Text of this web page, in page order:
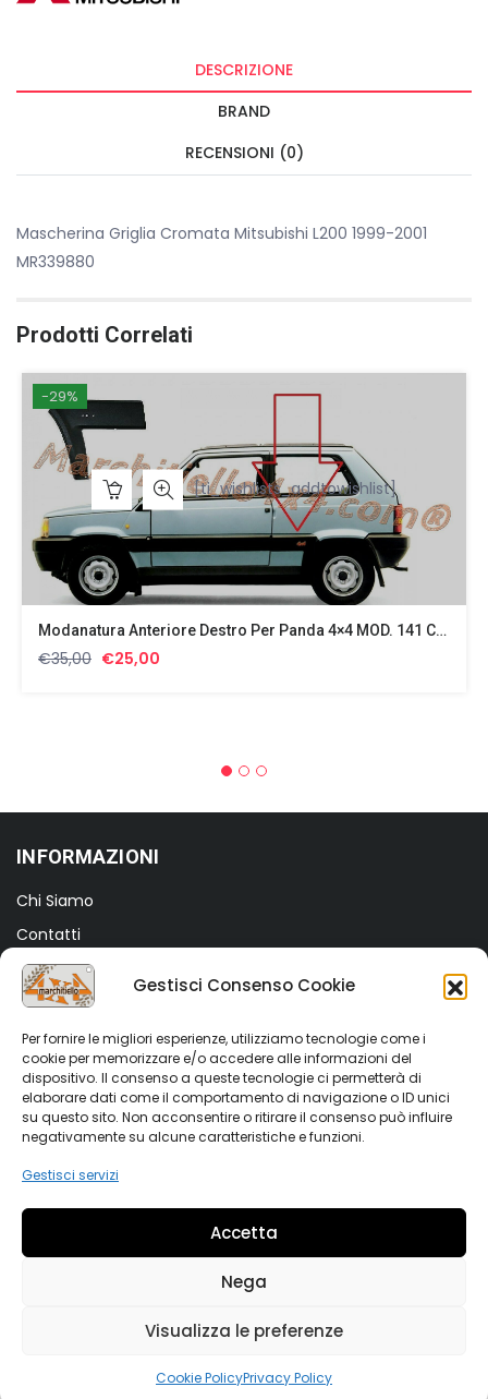
Gestisci Consenso Cookie
Per fornire le migliori esperienze, utilizziamo tecnologie come i
cookie per memorizzare e/o accedere alle informazioni del
dispositivo. Il consenso a queste tecnologie ci permetterà di
elaborare dati come il comportamento di navigazione o ID unici
su questo sito. Non acconsentire o ritirare il consenso può influire
negativamente su alcune caratteristiche e funzioni.
Gestisci servizi
Accetta
Nega
Visualizza le preferenze
Cookie PolicyPrivacy Policy
DESCRIZIONE
BRAND
RECENSIONI (0)
Mascherina Griglia Cromata Mitsubishi L200 1999-2001
MR339880
Prodotti Correlati
-29%
[ti_wishlists_addtowishlist]
Modanatura Anteriore Destro Per Panda 4×4 MOD. 141 Con Bottoni Di Fissaggio
€35,00 Il€25,00
INFORMAZIONI
Chi Siamo
Contatti
Termini e Condizioni
Privacy Policy
Cookie Policy (UE)
SHOP
Shop
My account
Wishlist
Copyright 2022 Marchitiello s.r.l. All rights reserved. Partiva